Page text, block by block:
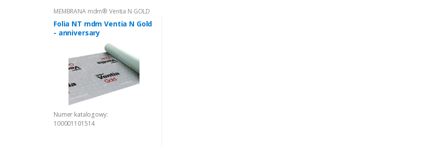
MEMBRANA mdm® Ventia N GOLD
Folia NT mdm Ventia N Gold
- anniversary
Numer katalogowy:
100001101514